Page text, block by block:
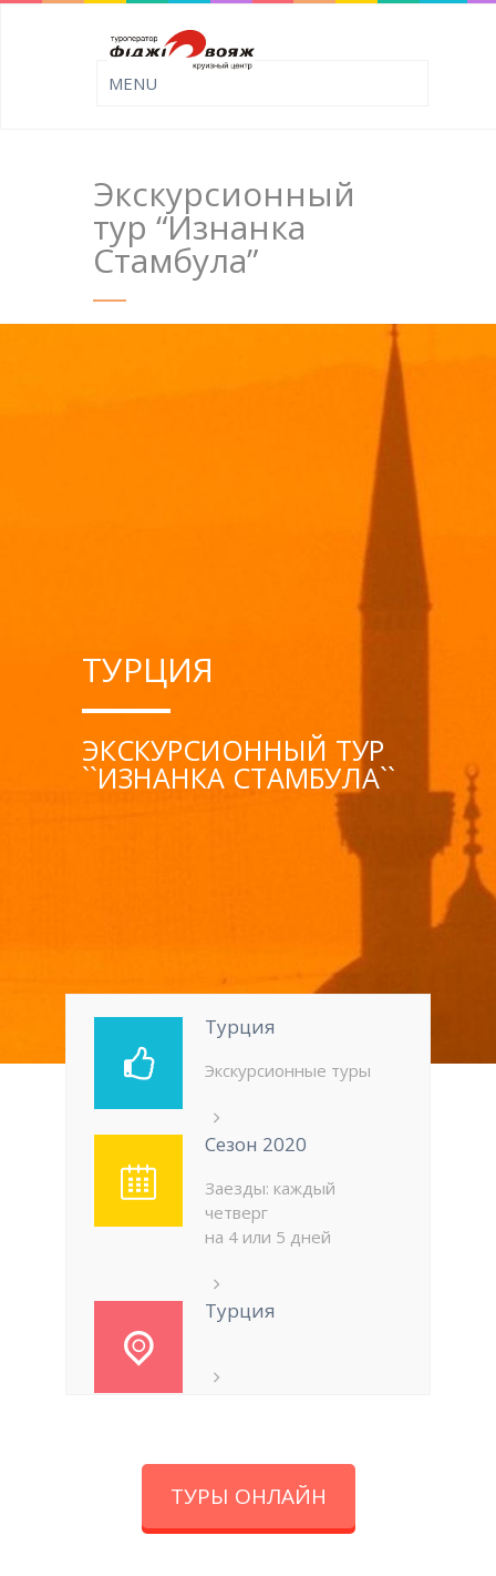
Экскурсионный
тур “Изнанка
Стамбула”
ТУРЦИЯ
ЭКСКУРСИОННЫЙ ТУР
``ИЗНАНКА СТАМБУЛА``
Турция
Экскурсионные туры
Сезон 2020
Заезды: каждый
четверг
на 4 или 5 дней
Турция
ТУРЫ ОНЛАЙН